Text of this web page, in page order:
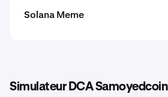
Solana Meme
Simulateur DCA Samoyedcoin